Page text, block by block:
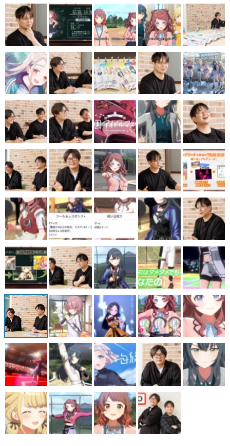
その他
電ファミニコゲーマーとは？
運営：株式会社マレ